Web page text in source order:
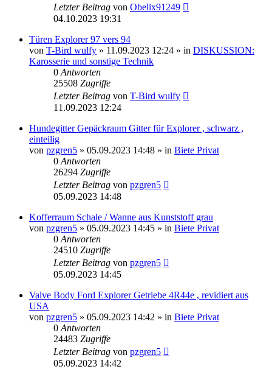
Letzter Beitrag von Obelix91249
04.10.2023 19:31
Türen Explorer 97 vers 94
von T-Bird wulfy » 11.09.2023 12:24 » in DISKUSSION:
Karosserie und sonstige Technik
0 Antworten
25508 Zugriffe
Letzter Beitrag von T-Bird wulfy
11.09.2023 12:24
Hundegitter Gepäckraum Gitter für Explorer , schwarz ,
einteilig
von pzgren5 » 05.09.2023 14:48 » in Biete Privat
0 Antworten
26294 Zugriffe
Letzter Beitrag von pzgren5
05.09.2023 14:48
Kofferraum Schale / Wanne aus Kunststoff grau
von pzgren5 » 05.09.2023 14:45 » in Biete Privat
0 Antworten
24510 Zugriffe
Letzter Beitrag von pzgren5
05.09.2023 14:45
Valve Body Ford Explorer Getriebe 4R44e , revidiert aus
USA
von pzgren5 » 05.09.2023 14:42 » in Biete Privat
0 Antworten
24483 Zugriffe
Letzter Beitrag von pzgren5
05.09.2023 14:42